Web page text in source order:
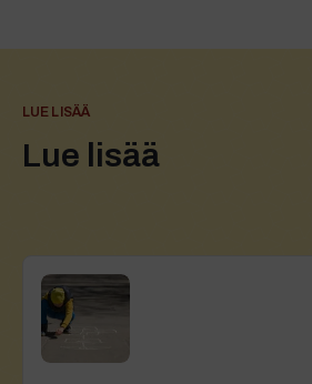
LUE LISÄÄ
Lue lisää